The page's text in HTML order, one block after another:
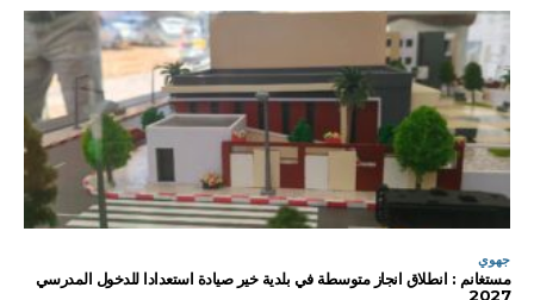
جهوي
مستغانم : انطلاق انجاز متوسطة في بلدية خير صيادة استعدادا للدخول المدرسي
2027